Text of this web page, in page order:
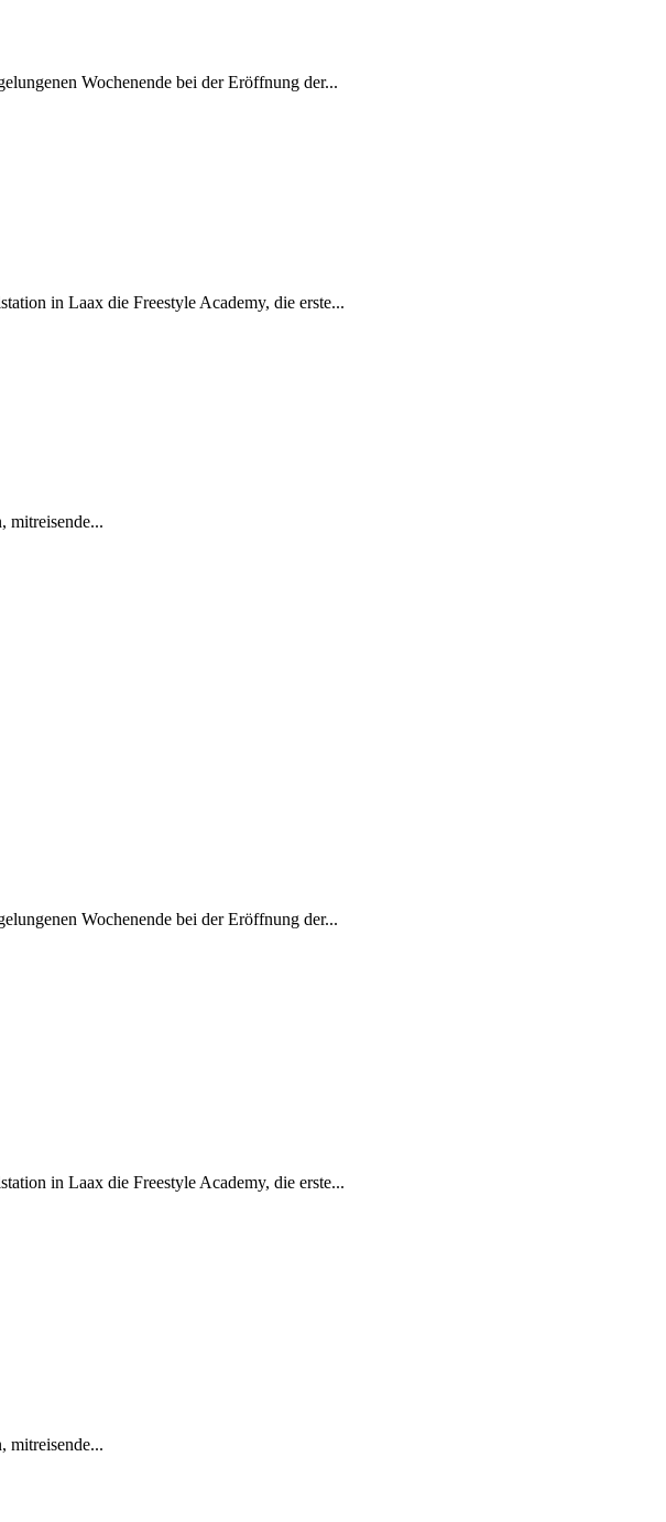
Wochenende bei der Eröffnung der...
in Laax die Freestyle Academy, die erste...
mitreisende...
Wochenende bei der Eröffnung der...
in Laax die Freestyle Academy, die erste...
mitreisende...